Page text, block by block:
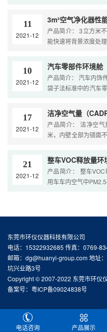
舱,可适用总质量
供-40C~60C的环境
11
2021-12
产品简介： 3立方米
能快速将背景浓度处
10
2021-12
产品简介： 汽车内饰
袋子法标准中的汽车
环境测试舱充分吸收
17
2021-12
洁净空气量（
产品简介： 洁净空
米，内壁全部为镜面
能空气滤清器既能去除
21
2021-12
整车VOC释放量
产品简介： 整车
用车车内空气中
东莞市环仪仪器科技有限公司
电话：15322932685 传真：0769-
邮箱：dg@huanyi-group.com 地址
坑兴业路3号
Copyright © 2007-2022 东莞市环仪
备案号： 粤ICP备09024838号
电话咨询 产品展示